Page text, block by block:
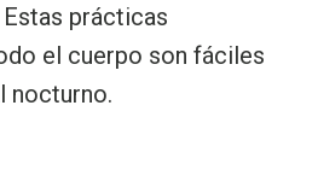
prácticas
el cuerpo son fáciles
nocturno.